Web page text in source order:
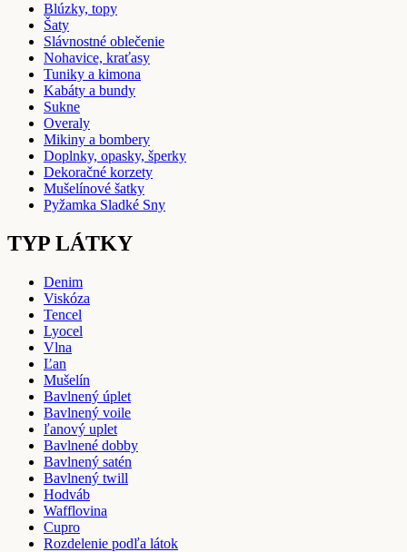
Blúzky, topy
Šaty
Slávnostné oblečenie
Nohavice, kraťasy
Tuniky a kimona
Kabáty a bundy
Sukne
Overaly
Mikiny a bombery
Doplnky, opasky, šperky
Dekoračné korzety
Mušelínové šatky
Pyžamka Sladké Sny
TYP LÁTKY
Denim
Viskóza
Tencel
Lyocel
Vlna
Ľan
Mušelín
Bavlnený úplet
Bavlnený voile
ľanový uplet
Bavlnené dobby
Bavlnený satén
Bavlnený twill
Hodváb
Wafflovina
Cupro
Rozdelenie podľa látok